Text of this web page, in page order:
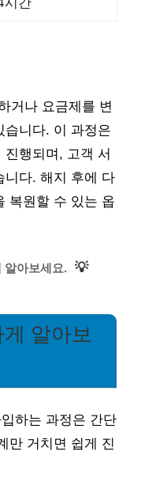
거나 요금제를 변
습니다. 이 과정은
행되며, 고객 서
니다. 해지 후에 다
복원할 수 있는 옵
알아보세요. 💡
알아보
하는 과정은 간단
만 거치면 쉽게 진